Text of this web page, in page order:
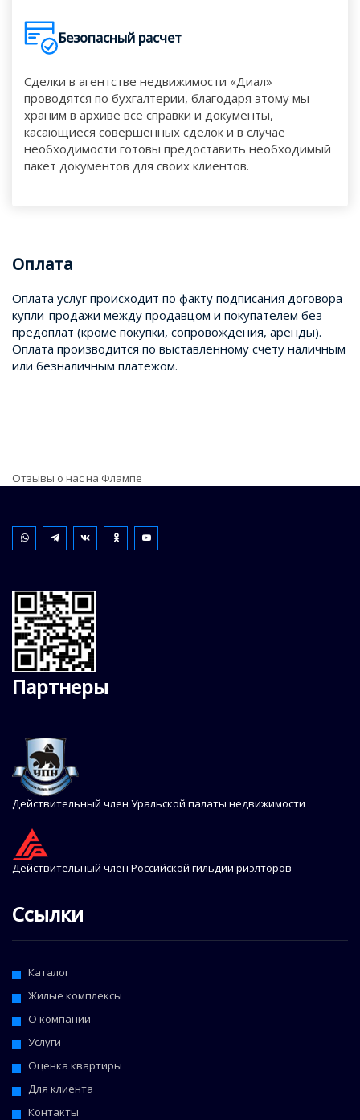
Безопасный расчет
Сделки в агентстве недвижимости «Диал»
проводятся по бухгалтерии, благодаря этому мы
храним в архиве все справки и документы,
касающиеся совершенных сделок и в случае
необходимости готовы предоставить необходимый
пакет документов для своих клиентов.
Оплата
Оплата услуг происходит по факту подписания договора
купли-продажи между продавцом и покупателем без
предоплат (кроме покупки, сопровождения, аренды).
Оплата производится по выставленному счету наличным
или безналичным платежом.
Отзывы о нас на Флампе
Партнеры
Действительный член Уральской палаты недвижимости
Действительный член Российской гильдии риэлторов
Ссылки
Каталог
Жилые комплексы
О компании
Услуги
Оценка квартиры
Для клиента
Контакты